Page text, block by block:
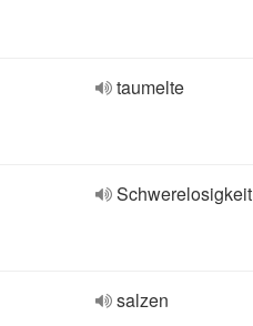
taumelte
Schwerelosigkeit
salzen